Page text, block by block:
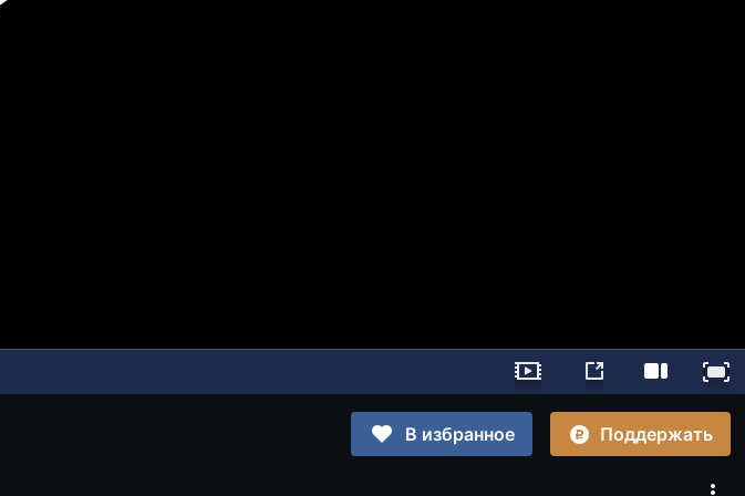
В избранное
Поддержать